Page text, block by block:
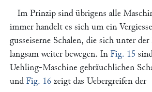
Im Prinzip sind übrigens alle
immer handelt es sich um ein
gusseiserne Schalen, die sich unter
langsam weiter bewegen. In Fig. 15
Uehling-Maschine gebräuchlichen
und Fig. 16 zeigt das Uebergreifen der